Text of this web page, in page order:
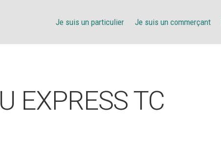
Je suis un particulier Je suis un commerçant
U EXPRESS TC